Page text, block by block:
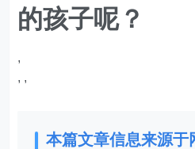
的孩子呢？
,
, ,
本篇文章信息来源于